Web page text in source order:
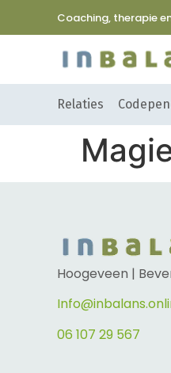
Coaching, therapie
Relaties
Hoogeveen |
06 107 29 567